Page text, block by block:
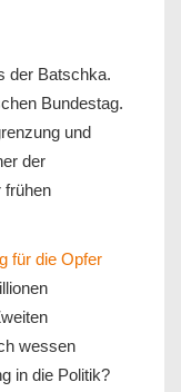
der Batschka.
Bundestag.
und
der
frühen
für die Opfer
wessen
in die Politik?